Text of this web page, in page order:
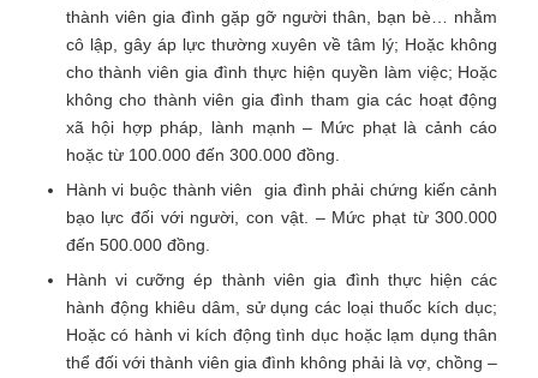
thành viên gia đình gặp gỡ người thân, bạn bè… nhằm
cô lập, gây áp lực thường xuyên về tâm lý; Hoặc không
cho thành viên gia đình thực hiện quyền làm việc; Hoặc
không cho thành viên gia đình tham gia các hoạt động
xã hội hợp pháp, lành mạnh – Mức phạt là cảnh cáo
hoặc từ 100.000 đến 300.000 đồng.
Hành vi buộc thành viên gia đình phải chứng kiến cảnh
bạo lực đối với người, con vật. – Mức phạt từ 300.000
đến 500.000 đồng.
Hành vi cưỡng ép thành viên gia đình thực hiện các
hành động khiêu dâm, sử dụng các loại thuốc kích dục;
Hoặc có hành vi kích động tình dục hoặc lạm dụng thân
thể đối với thành viên gia đình không phải là vợ, chồng –